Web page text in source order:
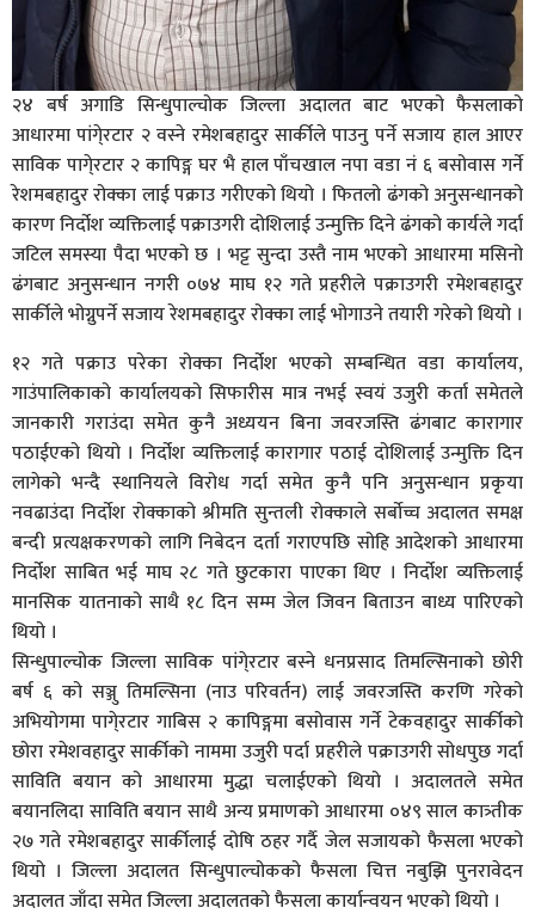
२४ बर्ष अगाडि सिन्धुपाल्चोक जिल्ला अदालत बाट भएको फैसलाको
आधारमा पांगे्रटार २ वस्ने रमेशबहादुर सार्कीले पाउनु पर्ने सजाय हाल आएर
साविक पागे्रटार २ कापिङ्ग घर भै हाल पाँचखाल नपा वडा नं ६ बसोवास गर्ने
रेशमबहादुर रोक्का लाई पक्राउ गरीएको थियो । फितलो ढंगको अनुसन्धानको
कारण निर्दोश व्यक्तिलाई पक्राउगरी दोशिलाई उन्मुक्ति दिने ढंगको कार्यले गर्दा
जटिल समस्या पैदा भएको छ । भट्ट सुन्दा उस्तै नाम भएको आधारमा मसिनो
ढंगबाट अनुसन्धान नगरी ०७४ माघ १२ गते प्रहरीले पक्राउगरी रमेशबहादुर
सार्कीले भोग्नुपर्ने सजाय रेशमबहादुर रोक्का लाई भोगाउने तयारी गरेको थियो ।
१२ गते पक्राउ परेका रोक्का निर्दोश भएको सम्बन्धित वडा कार्यालय,
गाउंपालिकाको कार्यालयको सिफारीस मात्र नभई स्वयं उजुरी कर्ता समेतले
जानकारी गराउंदा समेत कुनै अध्ययन बिना जवरजस्ति ढंगबाट कारागार
पठाईएको थियो । निर्दोश व्यक्तिलाई कारागार पठाई दोशिलाई उन्मुक्ति दिन
लागेको भन्दै स्थानियले विरोध गर्दा समेत कुनै पनि अनुसन्धान प्रकृया
नवढाउंदा निर्दाेश रोक्काको श्रीमति सुन्तली रोक्काले सर्बाेच्च अदालत समक्ष
बन्दी प्रत्यक्षकरणको लागि निबेदन दर्ता गराएपछि सोहि आदेशको आधारमा
निर्दोश साबित भई माघ २८ गते छुटकारा पाएका थिए । निर्दोश व्यक्तिलाई
मानसिक यातनाको साथै १८ दिन सम्म जेल जिवन बिताउन बाध्य पारिएको
थियो ।
सिन्धुपाल्चोक जिल्ला साविक पांगे्रटार बस्ने धनप्रसाद तिमल्सिनाको छोरी
बर्ष ६ को सञ्जु तिमल्सिना (नाउ परिवर्तन) लाई जवरजस्ति करणि गरेको
अभियोगमा पागे्रटार गाबिस २ कापिङ्गमा बसोवास गर्ने टेकवहादुर सार्कीको
छोरा रमेशवहादुर सार्कीको नाममा उजुरी पर्दा प्रहरीले पक्राउगरी सोधपुछ गर्दा
साविति बयान को आधारमा मुद्धा चलाईएको थियो । अदालतले समेत
बयानलिदा साविति बयान साथै अन्य प्रमाणको आधारमा ०४९ साल कात्र्तीक
२७ गते रमेशबहादुर सार्कीलाई दोषि ठहर गर्दै जेल सजायको फैसला भएको
थियो । जिल्ला अदालत सिन्धुपाल्चोकको फैसला चित्त नबुझि पुनरावेदन
अदालत जाँदा समेत जिल्ला अदालतको फैसला कार्यान्वयन भएको थियो ।